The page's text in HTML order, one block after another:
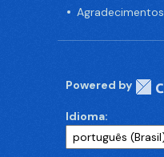
Agradecimentos
Powered by
Idioma